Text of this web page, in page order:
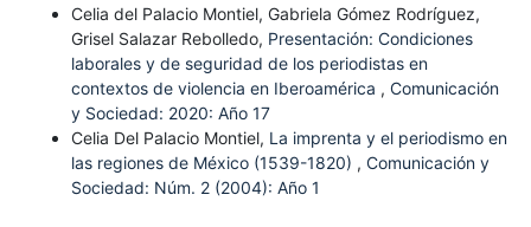
Celia del Palacio Montiel, Gabriela Gómez Rodríguez,
Grisel Salazar Rebolledo, Presentación: Condiciones
laborales y de seguridad de los periodistas en
contextos de violencia en Iberoamérica , Comunicación
y Sociedad: 2020: Año 17
Celia Del Palacio Montiel, La imprenta y el periodismo en
las regiones de México (1539-1820) , Comunicación y
Sociedad: Núm. 2 (2004): Año 1